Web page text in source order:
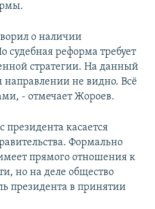
о наличии
судебная реформа требует
стратегии. На данный
не видно. Всё
- отмечает Жороев.
президента касается
Формально
прямого отношения к
но на деле общество
президента в принятии